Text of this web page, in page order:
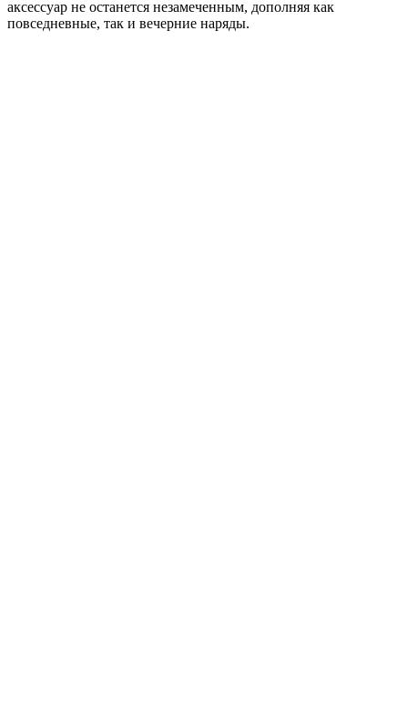
аксессуар не останется незамеченным, дополняя как
повседневные, так и вечерние наряды.